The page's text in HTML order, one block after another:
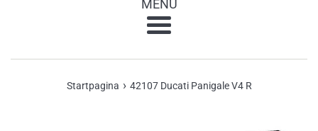
MENU
Startpagina › 42107 Ducati Panigale V4 R